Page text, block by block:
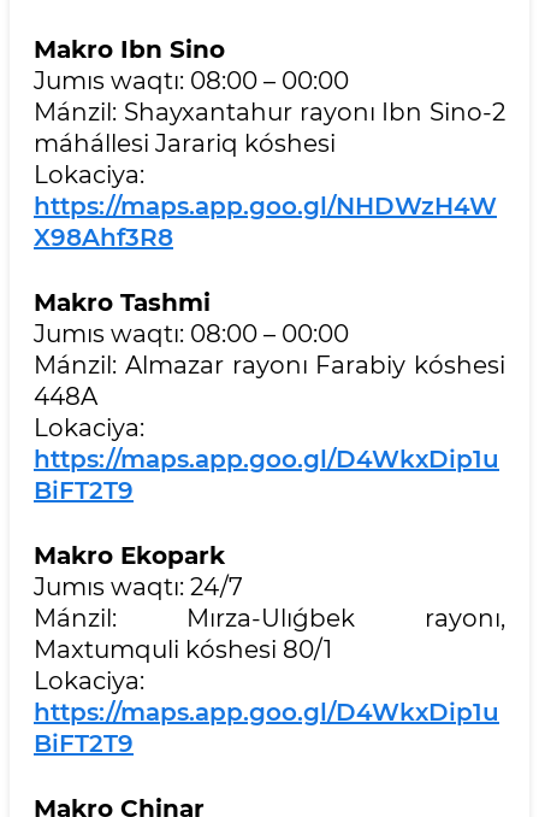
Makro Ibn Sino
Jumıs waqtı: 08:00 – 00:00
Mánzil: Shayxantahur rayonı Ibn Sino-2
máhállesi Jarariq kóshesi
Lokaciya:
https://maps.app.goo.gl/NHDWzH4W
X98Ahf3R8
Makro Tashmi
Jumıs waqtı: 08:00 – 00:00
Mánzil: Almazar rayonı Farabiy kóshesi
448A
Lokaciya:
https://maps.app.goo.gl/D4WkxDip1u
BiFT2T9
Makro Ekopark
Jumıs waqtı: 24/7
Mánzil: Mırza-Ulıǵbek rayonı,
Maxtumquli kóshesi 80/1
Lokaciya:
https://maps.app.goo.gl/D4WkxDip1u
BiFT2T9
Makro Chinar